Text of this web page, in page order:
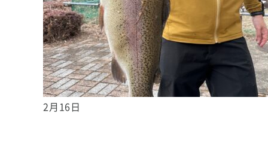
2月16日